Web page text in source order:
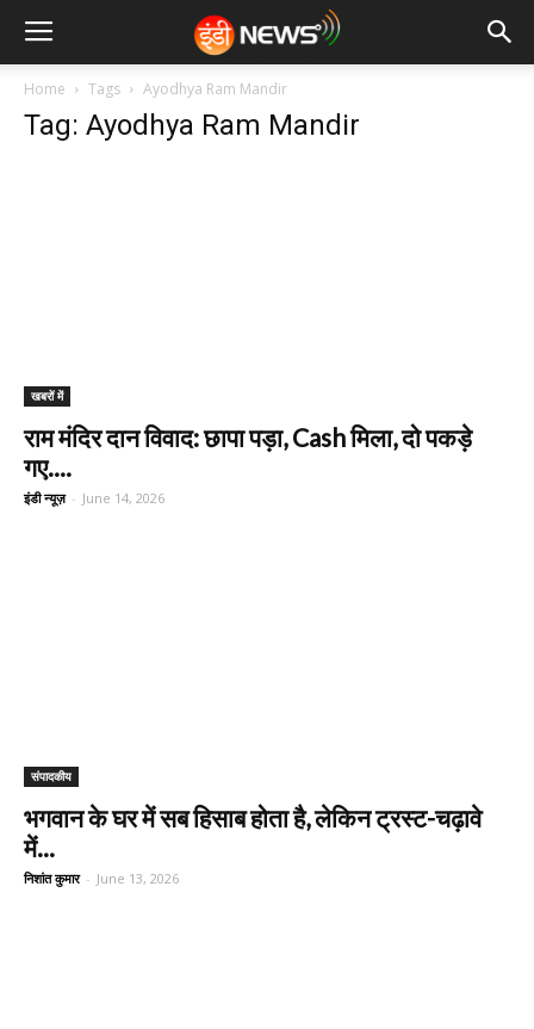
Home Tags Ayodhya Ram Mandir
Tag: Ayodhya Ram Mandir
खबरों में
राम मंदिर दान विवाद: छापा पड़ा, Cash मिला, दो पकड़े
गए....
इंडी न्यूज़ - June 14, 2026
‎संपादकीय
भगवान के घर में सब हिसाब होता है, लेकिन ट्रस्ट-चढ़ावे
में...
निशांत कुमार - June 13, 2026